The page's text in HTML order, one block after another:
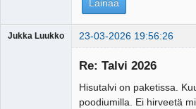
Lainaa
Jukka Luukko 23-03-2026 19:56:26
Re: Talvi 2026
Hisutalvi on paketissa.
poodiumilla. Ei hirveetä